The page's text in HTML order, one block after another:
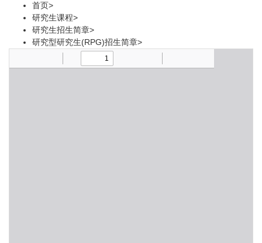
首页>
研究生课程>
研究生招生简章>
研究型研究生(RPG)招生简章>